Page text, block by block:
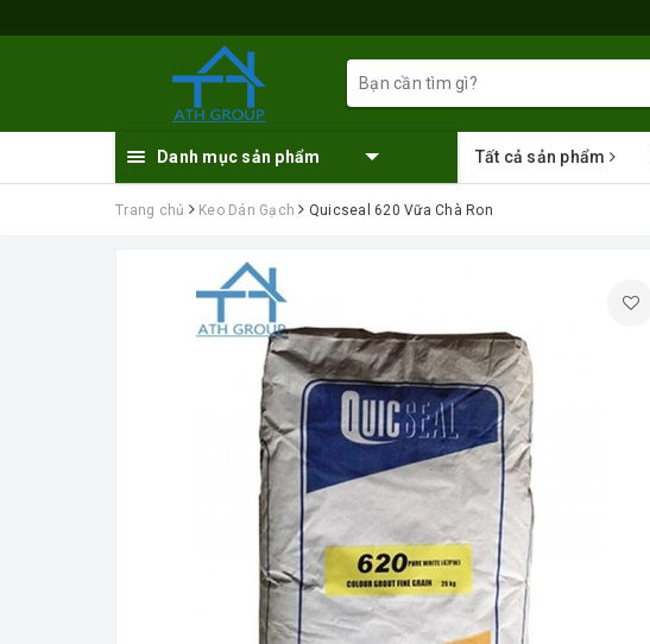
Danh mục sản phẩm Tất cả sản phẩm
Trang chủ Keo Dán Gạch Quicseal 620 Vữa Chà Ron